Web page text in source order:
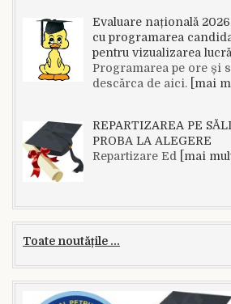
Evaluare națională
cu programarea
pentru vizualizarea
Programarea pe ore și
descărca de aici.[mai
REPARTIZAREA PE
PROBA LA ALEGERE
Repartizare Ed [mai
Toate noutățile ...